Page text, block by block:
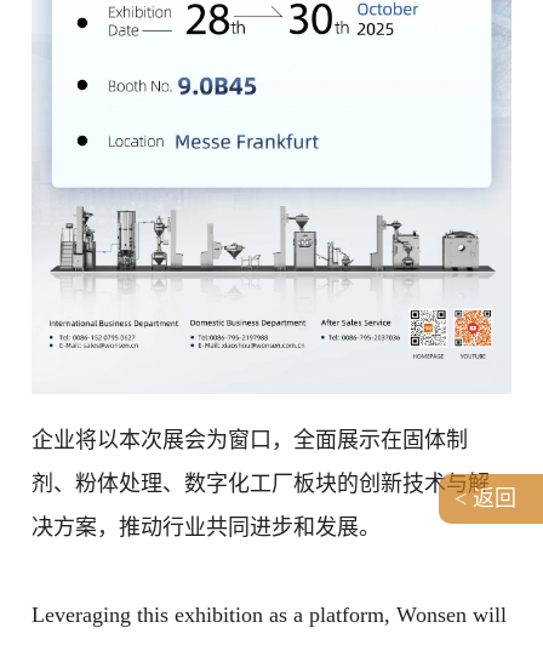
< 返回
企业将以本次展会为窗口，全面展示在固体制
剂、粉体处理、数字化工厂板块的创新技术与解
决方案，推动行业共同进步和发展。
Leveraging this exhibition as a platform, Wonsen will